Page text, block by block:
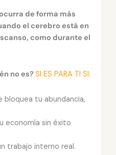
de forma más
el cerebro está en
como durante el
no es?SI ES PARA TI SI:
bloquea tu abundancia,
economía sin éxito
trabajo interno real.